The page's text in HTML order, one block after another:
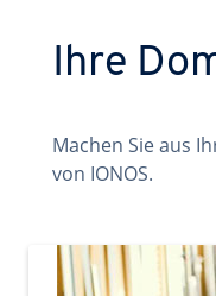
Ihre
Machen Sie aus
von IONOS.